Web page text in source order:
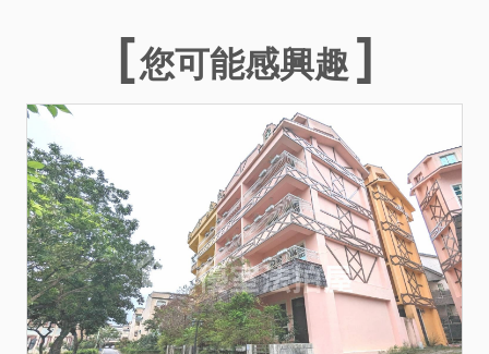
您可能感興趣